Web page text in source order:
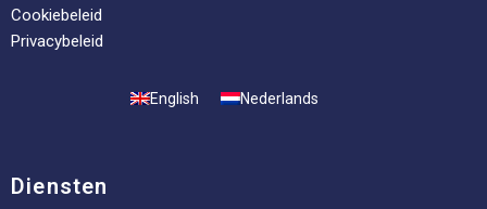
Cookiebeleid
Privacybeleid
English Nederlands
Diensten